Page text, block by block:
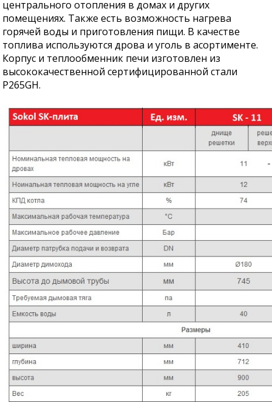
центрального отопления в домах и других
помещениях. Также есть возможность нагрева
горячей воды и приготовления пищи. В качестве
топлива используются дрова и уголь в асортименте.
Корпус и теплообменник печи изготовлен из
высококачественной сертифицированной стали
Р265GH.